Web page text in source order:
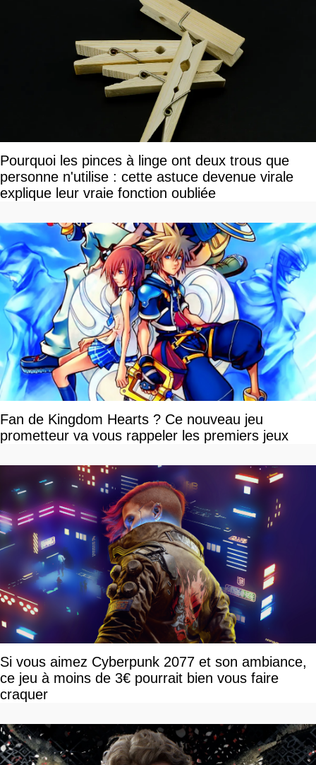
Pourquoi les pinces à linge ont deux trous que
personne n'utilise : cette astuce devenue virale
explique leur vraie fonction oubliée
Fan de Kingdom Hearts ? Ce nouveau jeu
prometteur va vous rappeler les premiers jeux
Si vous aimez Cyberpunk 2077 et son ambiance,
ce jeu à moins de 3€ pourrait bien vous faire
craquer